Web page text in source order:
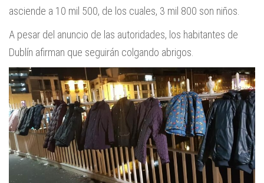
asciende a 10 mil 500, de los cuales, 3 mil 800 son niños.
A pesar del anuncio de las autoridades, los habitantes de
Dublín afirman que seguirán colgando abrigos.